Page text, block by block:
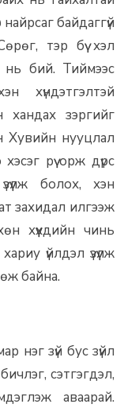
байдаггүй
тэр бүү хэл
нь бий. Тиймээс
хүндэтгэлтэй
хандах зэргийг
Хувийн нууцлал
рүү орж дүрс
болох, хэн
захидал илгээж
хүүхдийн чинь
үйлдэл үзүүлж
байна.
нэг зүй бус зүйл
сэтгэгдэл,
аваарай.